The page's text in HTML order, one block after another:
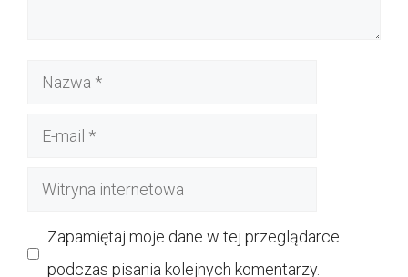
Nazwa
Witryna
Zapamiętaj moje dane w tej przeglądarce
podczas pisania kolejnych komentarzy.